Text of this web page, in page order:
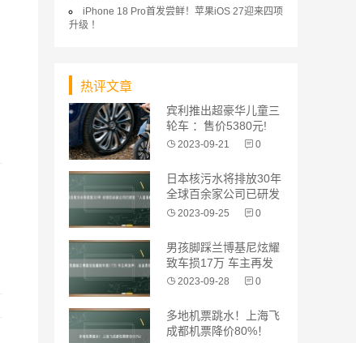
iPhone 18 Pro首发尝鲜！苹果iOS 27迎来四项
升级 ！
热评文章
宾利推出超豪华儿童三
轮车 ：售价5380元!
2023-09-21 0
日本核污水将排放30年
全球百余家公司已研发
“人造海
2023-09-25 0
男孩脚踩兰博基尼炫耀
致车损17万 车主再发
声：会追责
2023-09-28 0
多地机票跳水！上海飞
成都机票降价80%！